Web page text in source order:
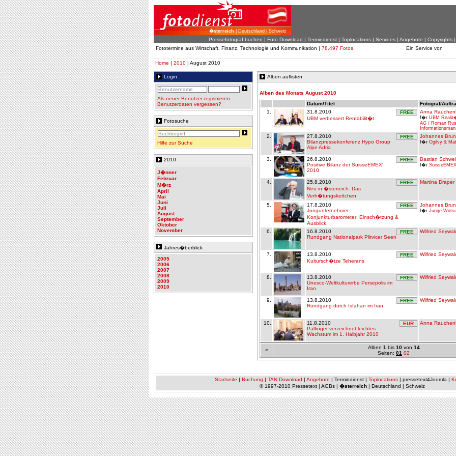
�sterreich| Deutschland | Schweiz
Pressefotograf buchen | Foto Download | Termindienst | Toplocations | Services | Angebote | Copyrights
Fototermine aus Wirtschaft, Finanz, Technologie und Kommunikation | 78.497 Fotos Ein Service von
Home | 2010 | August 2010
Login
Als neuer Benutzer registrieren
Benutzerdaten vergessen?
Fotosuche
Hilfe zur Suche
2010
J�nner
Februar
M�rz
April
Mai
Juni
Juli
August
September
Oktober
November
Jahres�berblick
2005
2006
2007
2008
2009
2010
Alben auflisten
Alben des Monats August 2010
Datum/Titel
Fotograf/
1.
FREE
31.8.2010
UBM verbessert Rentabilit�t
Anna
f�r UBM
AG / Roman
2. FREE
27.8.2010
Bilanzpressekonferenz Hypo Group
Alpe Adria
Johannes
f�r Ogilvy &
3. FREE
26.8.2010
Positive Bilanz der SuisseEMEX'
2010
Bastian
f�r SuisseEMEX
4. FREE
25.8.2010
Neu in �sterreich: Das
Verh�tungskettchen
Martina Draper
5. FREE
17.8.2010
Jungunternehmer-
Konjunkturbarometer: Einsch�tzung &
Ausblick
Johannes
f�r Junge
6. FREE
16.8.2010
Rundgang Nationalpark Plitvicer Seen
Wilfried
7. FREE
13.8.2010
Kultursch�tze Teherans
Wilfried
8. FREE
13.8.2010
Unesco-Weltkulturerbe Persepolis im
Iran
Wilfried
9. FREE
13.8.2010
Rundgang durch Isfahan im Iran
Wilfried
10. EUR
11.8.2010
Palfinger verzeichnet leichtes
Wachstum im 1. Halbjahr 2010
Anna
« Alben 1 bis 10von 14
Seiten: 01 02
Startseite | Buchung | TAN Download | Angebote | Termindienst | Toplocations| pressetext4Joomla |
© 1997-2010 Pressetext | AGBs | �sterreich| Deutschland | Schweiz